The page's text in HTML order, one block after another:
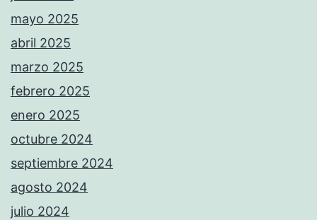
mayo 2025
abril 2025
marzo 2025
febrero 2025
enero 2025
octubre 2024
septiembre 2024
agosto 2024
julio 2024